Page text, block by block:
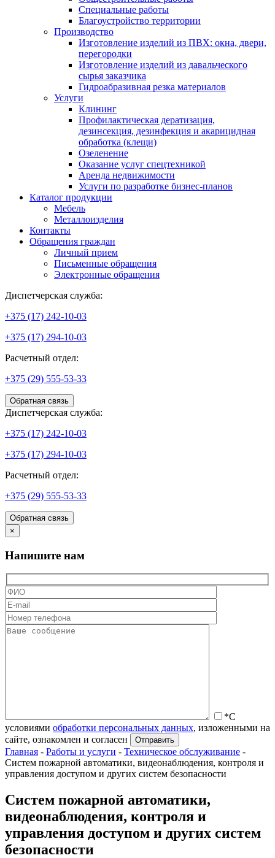
Специальные работы
Благоустройство территории
Производство
Изготовление изделий из ПВХ: окна, двери,
перегородки
Изготовление изделий из давальческого
сырья заказчика
Гидроабразивная резка материалов
Услуги
Клининг
Профилактическая дератизация,
дезинсекция, дезинфекция и акарицидная
обработка (клещи)
Озеленение
Оказание услуг спецтехникой
Аренда недвижимости
Услуги по разработке бизнес-планов
Каталог продукции
Мебель
Металлоизделия
Контакты
Обращения граждан
Личный прием
Письменные обращения
Электронные обращения
Диспетчерская служба:
+375 (17) 242-10-03
+375 (17) 294-10-03
Расчетный отдел:
+375 (29) 555-53-33
Обратная связь
Диспетчерская служба:
+375 (17) 242-10-03
+375 (17) 294-10-03
Расчетный отдел:
+375 (29) 555-53-33
Обратная связь
×
Напишите нам
*С
условиями обработки персональных данных, изложенными на
сайте, ознакомлен и согласен
Главная - Работы и услуги - Техническое обслуживание -
Систем пожарной автоматики, видеонаблюдения, контроля и
управления доступом и других систем безопасности
Систем пожарной автоматики,
видеонаблюдения, контроля и
управления доступом и других систем
безопасности